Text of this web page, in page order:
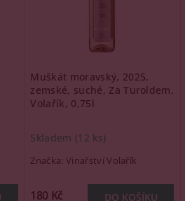
Muškát moravský, 2025,
zemské, suché, Za Turoldem,
Volařík, 0,75l
Skladem (12 ks)
Značka: Vinařství Volařík
180 Kč